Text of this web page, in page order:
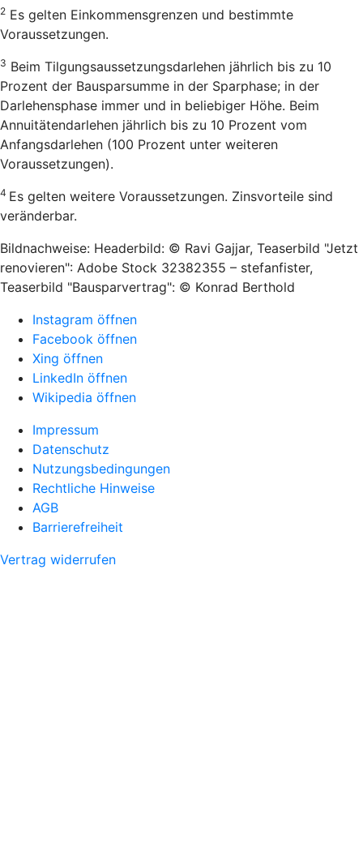
2 Es gelten Einkommensgrenzen und bestimmte
Voraussetzungen.
3 Beim Tilgungsaussetzungsdarlehen jährlich bis zu 10
Prozent der Bausparsumme in der Sparphase; in der
Darlehensphase immer und in beliebiger Höhe. Beim
Annuitätendarlehen jährlich bis zu 10 Prozent vom
Anfangsdarlehen (100 Prozent unter weiteren
Voraussetzungen).
4 Es gelten weitere Voraussetzungen. Zinsvorteile sind
veränderbar.
Bildnachweise: Headerbild: © Ravi Gajjar, Teaserbild "Jetzt
renovieren": Adobe Stock 32382355 – stefanfister,
Teaserbild "Bausparvertrag": © Konrad Berthold
Instagram öffnen
Facebook öffnen
Xing öffnen
LinkedIn öffnen
Wikipedia öffnen
Impressum
Datenschutz
Nutzungsbedingungen
Rechtliche Hinweise
AGB
Barrierefreiheit
Vertrag widerrufen